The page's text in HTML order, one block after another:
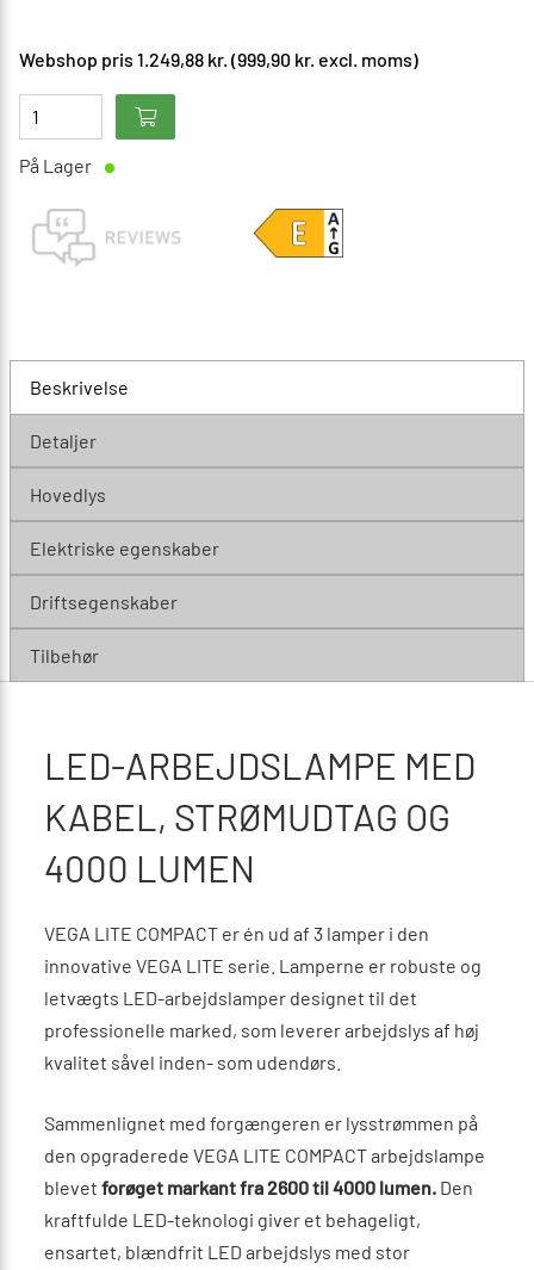
Webshop pris 1.249,88 kr. (999,90 kr. excl. moms)
På Lager
Beskrivelse
Detaljer
Hovedlys
Elektriske egenskaber
Driftsegenskaber
Tilbehør
LED-ARBEJDSLAMPE MED
KABEL, STRØMUDTAG OG
4000 LUMEN
VEGA LITE COMPACT er én ud af 3 lamper i den
innovative VEGA LITE serie. Lamperne er robuste og
letvægts LED-arbejdslamper designet til det
professionelle marked, som leverer arbejdslys af høj
kvalitet såvel inden- som udendørs.
Sammenlignet med forgængeren er lysstrømmen på
den opgraderede VEGA LITE COMPACT arbejdslampe
blevet forøget markant fra 2600 til 4000 lumen.Den
kraftfulde LED-teknologi giver et behageligt,
ensartet, blændfrit LED arbejdslys med stor